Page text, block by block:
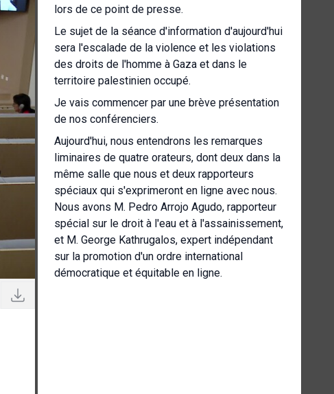
lors de ce point de presse.
Le sujet de la séance d'information d'aujourd'hui
sera l'escalade de la violence et les violations
des droits de l'homme à Gaza et dans le
territoire palestinien occupé.
Je vais commencer par une brève présentation
de nos conférenciers.
Aujourd'hui, nous entendrons les remarques
liminaires de quatre orateurs, dont deux dans la
même salle que nous et deux rapporteurs
spéciaux qui s'exprimeront en ligne avec nous.
Nous avons M. Pedro Arrojo Agudo, rapporteur
spécial sur le droit à l'eau et à l'assainissement,
et M. George Kathrugalos, expert indépendant
sur la promotion d'un ordre international
démocratique et équitable en ligne.